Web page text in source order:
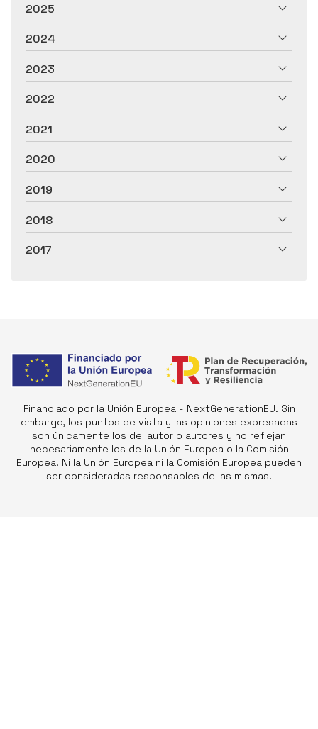
2025
2024
2023
2022
2021
2020
2019
2018
2017
Financiado por la Unión Europea - NextGenerationEU. Sin
embargo, los puntos de vista y las opiniones expresadas
son únicamente los del autor o autores y no reflejan
necesariamente los de la Unión Europea o la Comisión
Europea. Ni la Unión Europea ni la Comisión Europea pueden
ser consideradas responsables de las mismas.